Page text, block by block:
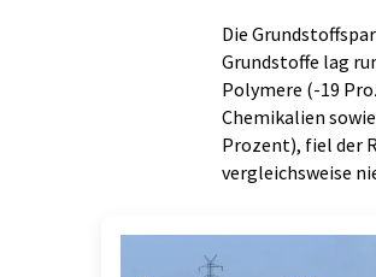
Die
Grundstoffe lag
Polymere (-19
Chemikalien
Prozent), fiel der
vergleichsweise